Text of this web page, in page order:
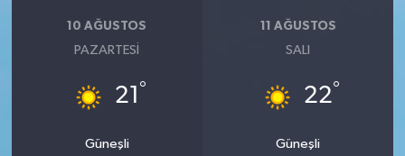
10 AĞUSTOS
PAZARTESI
21 °
Güneşli
11 AĞUSTOS
SALI
22°
Güneşli